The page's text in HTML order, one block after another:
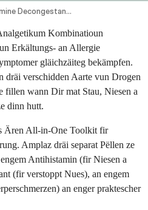
Antihistamine Decongestant And Analgesic Combination Oral Route
Kombinatioun
Erkältungs- an Allergie
gläichzäiteg bekämpfen.
dräi verschidden Aarte vun Drogen
fillen wann Dir mat Stau, Niesen a
dinn hutt.
Ären All-in-One Toolkit fir
Amplaz dräi separat Pëllen ze
Antihistamin (fir Niesen a
(fir verstoppt Nues), an engem
an enger praktescher